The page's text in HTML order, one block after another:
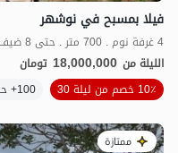
فيلا بمسبح في نوشهر
4 غرفة نوم . 700 متر . حتى 8 ضيف
الليلة من 18,000,000 تومان
10٪ خصم من ليلة 30
100+ حجز ناجح
ممتازة